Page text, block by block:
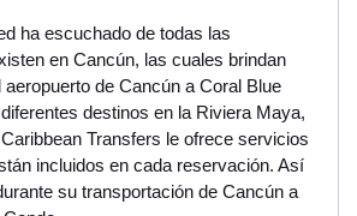
ha escuchado de todas las
en Cancún, las cuales brindan
de Cancún a Coral Blue
destinos en la Riviera Maya,
Transfers le ofrece servicios
incluidos en cada reservación. Así
su transportación de Cancún a